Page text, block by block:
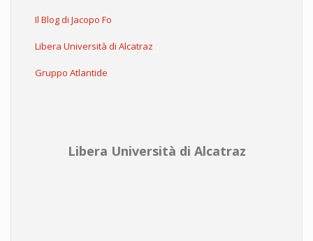
Il Blog di Jacopo Fo
Libera Università di Alcatraz
Gruppo Atlantide
Libera Università di Alcatraz